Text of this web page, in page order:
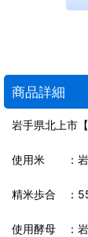
商品詳細
岩手県北上市
使用米 ：岩
精米歩合 ：
使用酵母 ：岩